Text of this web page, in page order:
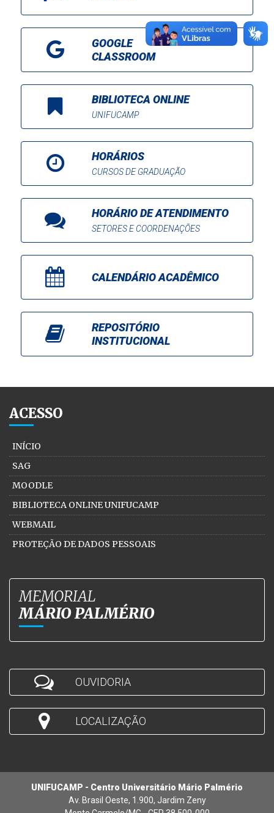
GOOGLE
CLASSROOM
BIBLIOTECA ONLINE
UNIFUCAMP
HORÁRIOS
CURSOS DE GRADUAÇÃO
HORÁRIO DE ATENDIMENTO
SETORES E COORDENAÇÕES
CALENDÁRIO ACADÊMICO
REPOSITÓRIO
INSTITUCIONAL
ACESSO
INÍCIO
SAG
MOODLE
BIBLIOTECA ONLINE UNIFUCAMP
WEBMAIL
PROTEÇÃO DE DADOS PESSOAIS
MEMORIAL
MÁRIO PALMÉRIO
OUVIDORIA
LOCALIZAÇÃO
UNIFUCAMP - Centro Universitário Mário Palmério
Av. Brasil Oeste, 1.900, Jardim Zeny